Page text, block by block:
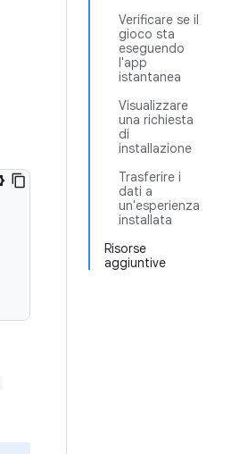
Verificare se il
gioco sta
eseguendo
l'app
istantanea
Visualizzare
una richiesta
di
installazione
Trasferire i
dati a
un'esperienza
installata
Risorse
aggiuntive